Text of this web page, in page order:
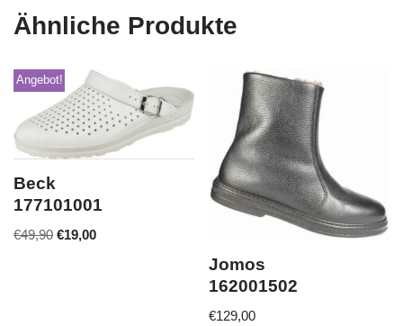
Ähnliche Produkte
Angebot!
Beck
177101001
€49,90 €19,00
Jomos
162001502
€129,00